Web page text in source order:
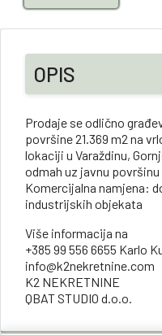
OPIS
Prodaje se odlično
površine 21.369 m2 na
lokaciji u Varaždinu,
odmah uz javnu
Komercijalna namjena:
industrijskih objekata
Više informacija na
+385 99 556 6655 Karlo
info@k2nekretnine.com
K2 NEKRETNINE
QBAT STUDIO d.o.o.